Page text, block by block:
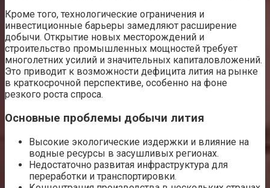
Кроме того, технологические ограничения и
инвестиционные барьеры замедляют расширение
добычи. Открытие новых месторождений и
строительство промышленных мощностей требует
многолетних усилий и значительных капиталовложений.
Это приводит к возможности дефицита лития на рынке
в краткосрочной перспективе, особенно на фоне
резкого роста спроса.
Основные проблемы добычи лития
Высокие экологические издержки и влияние на
водные ресурсы в засушливых регионах.
Недостаточно развитая инфраструктура для
переработки и транспортировки.